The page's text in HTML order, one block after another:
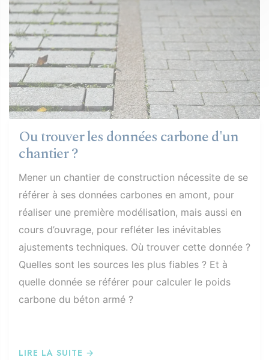
Ou trouver les données carbone d'un
chantier ?
Mener un chantier de construction nécessite de se
référer à ses données carbones en amont, pour
réaliser une première modélisation, mais aussi en
cours d’ouvrage, pour refléter les inévitables
ajustements techniques. Où trouver cette donnée ?
Quelles sont les sources les plus fiables ? Et à
quelle donnée se référer pour calculer le poids
carbone du béton armé ?
LIRE LA SUITE →